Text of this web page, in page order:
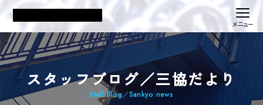
スタッフブログ／三協だより
Staff Blog／Sankyo news